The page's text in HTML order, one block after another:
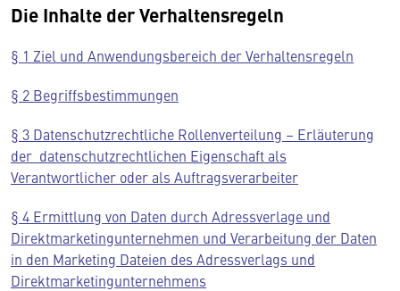
Die Inhalte der Verhaltensregeln
§ 1 Ziel und Anwendungsbereich der Verhaltensregeln
§ 2 Begriffsbestimmungen
§ 3 Datenschutzrechtliche Rollenverteilung – Erläuterung
der datenschutzrechtlichen Eigenschaft als
Verantwortlicher oder als Auftragsverarbeiter
§ 4 Ermittlung von Daten durch Adressverlage und
Direktmarketingunternehmen und Verarbeitung der Daten
in den Marketing­ Dateien des Adressverlags­ und
Direktmarketingunternehmens